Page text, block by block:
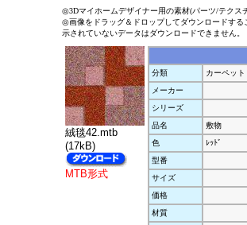
◎3Dマイホームデザイナー用の素材(パーツ/テクス
◎画像をドラッグ＆ドロップしてダウンロードす
示されていないデータはダウンロードできません。
絨毯42.mtb
(17kB)
MTB形式
分類
カーペット
メーカー
シリーズ
品名
敷物
色
ﾚｯﾄﾞ
型番
サイズ
価格
材質